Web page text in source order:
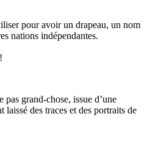
pour avoir un drapeau, un nom
nations indépendantes.
pas grand-chose, issue d’une
des traces et des portraits de